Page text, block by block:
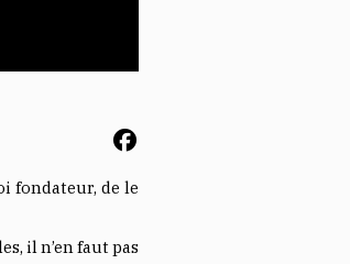
fondateur, de le
il n’en faut pas